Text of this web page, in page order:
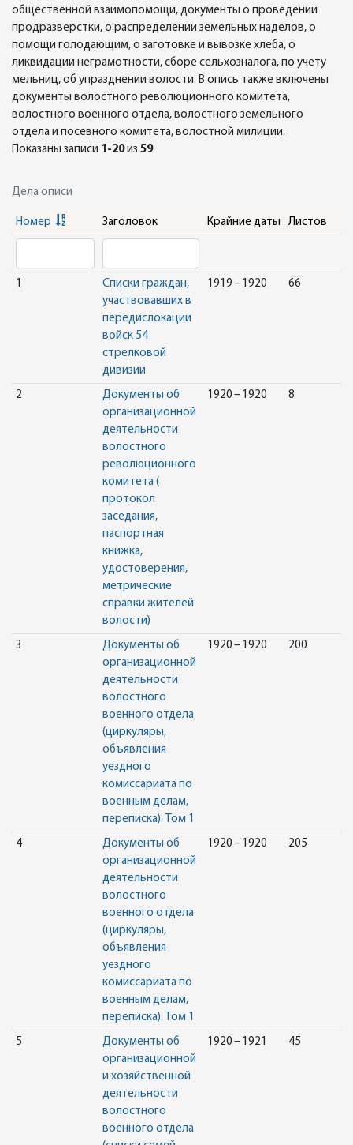
общественной взаимопомощи, документы о проведении
продразверстки, о распределении земельных наделов, о
помощи голодающим, о заготовке и вывозке хлеба, о
ликвидации неграмотности, сборе сельхозналога, по учету
мельниц, об упразднении волости. В опись также включены
документы волостного революционного комитета,
волостного военного отдела, волостного земельного
отдела и посевного комитета, волостной милиции.
Показаны записи 1-20из 59.
Дела описи
Номер Заголовок Крайние даты Листов
1
Списки граждан,
участвовавших в
передислокации
войск 54
стрелковой
дивизии
1919 – 1920 66
2
Документы об
организационной
деятельности
волостного
революционного
комитета (
протокол
заседания,
паспортная
книжка,
удостоверения,
метрические
справки жителей
волости)
1920 – 1920 8
3
Документы об
организационной
деятельности
волостного
военного отдела
(циркуляры,
объявления
уездного
комиссариата по
военным делам,
переписка). Том 1
1920 – 1920 200
4
Документы об
организационной
деятельности
волостного
военного отдела
(циркуляры,
объявления
уездного
комиссариата по
военным делам,
переписка). Том 1
1920 – 1920 205
5
Документы об
организационной
и хозяйственной
деятельности
волостного
военного отдела
1920 – 1921 45